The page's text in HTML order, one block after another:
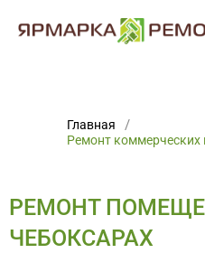
Главная
Ремонт
РЕМОНТ
ЧЕБОКСАРАХ